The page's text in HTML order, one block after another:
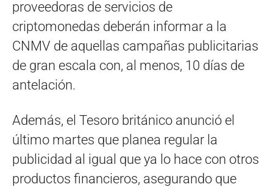
proveedoras de servicios de
criptomonedas deberán informar a la
CNMV de aquellas campañas publicitarias
de gran escala con, al menos, 10 días de
antelación.
Además, el Tesoro británico anunció el
último martes que planea regular la
publicidad al igual que ya lo hace con otros
productos financieros, asegurando que